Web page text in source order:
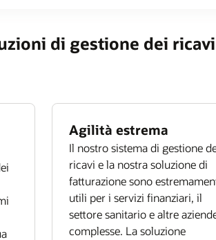
di gestione dei
Agilità estrema
Il nostro sistema di gestione
ricavi e la nostra soluzione di
fatturazione sono
utili per i servizi finanziari, il
settore sanitario e altre
complesse. La soluzione